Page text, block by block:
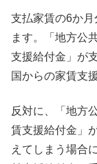
支払家賃の6か
ます。「地方公
支援給付金」が
国からの家賃支
反対に、「地方
賃支援給付金」
えてしまう場合